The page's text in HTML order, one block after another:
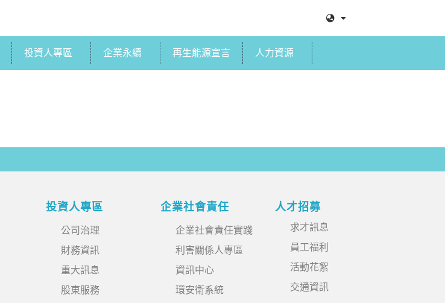
投資人專區 企業永續 再生能源宣言 人力資源
投資人專區
公司治理
財務資訊
重大訊息
股東服務
企業社會責任
企業社會責任實踐
利害關係人專區
資訊中心
環安衛系統
人才招募
求才訊息
員工福利
活動花絮
交通資訊